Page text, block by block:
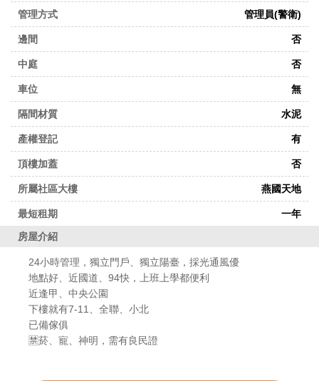
管理方式 管理員(警衛)
邊間 否
中庭 否
車位 無
隔間材質 水泥
產權登記 有
頂樓加蓋 否
所屬社區大樓 燕國天地
最短租期
一年
房屋介紹
24小時管理，獨立門戶、獨立陽臺，採光通風優
地點好、近國道、94快，上班上學都便利
近逢甲、中央公園
下樓就有7-11、全聯、小北
已備傢俱
🈲菸、寵、神明，需有良民證
鑽
加
盟
店
04-
26331616
當